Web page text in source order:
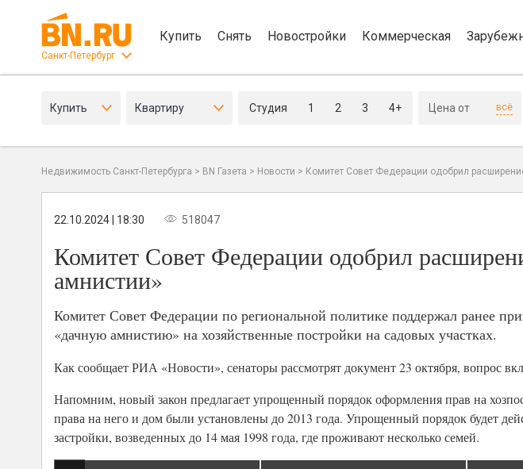
Санкт-Петербург
Купить Снять Новостройки Коммерческая
Купить Квартиру Студия 1 2 3 4+ всё
Недвижимость Санкт-Петербурга > BN Газета > Новости > Комитет Совет Федерации одобрил
22.10.2024 | 18:30 518047
Комитет Совет Федерации одобрил
амнистии»
Комитет Совет Федерации по региональной политике поддержал ранее
«дачную амнистию» на хозяйственные постройки на садовых участках.
Как сообщает РИА «Новости», сенаторы рассмотрят документ 23 октября, вопрос
Напомним, новый закон предлагает упрощенный порядок оформления прав на
права на него и дом были установлены до 2013 года. Упрощенный порядок будет
застройки, возведенных до 14 мая 1998 года, где проживают несколько семей.